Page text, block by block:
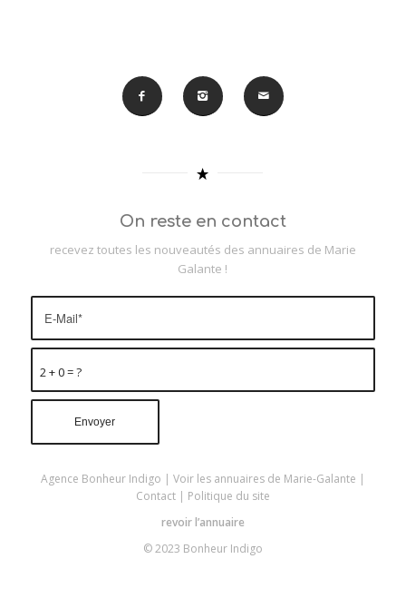
On reste en contact
recevez toutes les nouveautés des annuaires de Marie
Galante !
2 + 0 = ?
Agence Bonheur Indigo | Voir les annuaires de Marie-Galante |
Contact| Politique du site
revoir l’annuaire
© 2023 Bonheur Indigo